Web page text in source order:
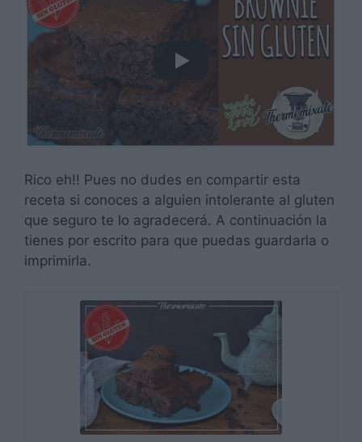
Rico eh!! Pues no dudes en compartir esta
receta si conoces a alguien intolerante al gluten
que seguro te lo agradecerá. A continuación la
tienes por escrito para que puedas guardarla o
imprimirla.